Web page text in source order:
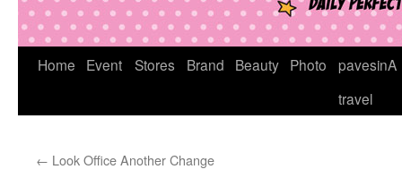
VaiHome Event Stores Brand Beauty Photo
pavesinA
travel
← Look Office Another Change